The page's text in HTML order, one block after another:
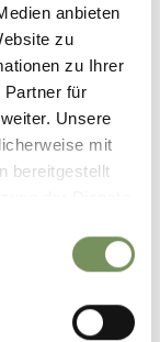
anbieten
zu
zu Ihrer
Partner für
Unsere
mit
bereitgestellt